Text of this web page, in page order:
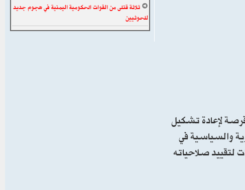
لإعادة تشكيل
والسياسية في
لتقييد صلاحياته
ثلاثة قتلى من القوات الحكومية اليمنية في هجوم جديد
للحوثيين